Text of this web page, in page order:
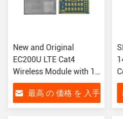
New and Original
EC200U LTE Cat4
Wireless Module with 1
Year Warranty for M2M
Applications
最高 の 価格 を 入手